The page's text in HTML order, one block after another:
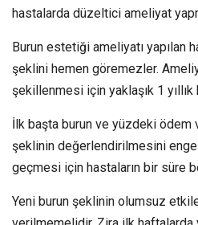
hastalarda düzeltici ameliyat
Burun estetiği ameliyatı yapılan
şeklini hemen göremezler.
şekillenmesi için yaklaşık 1
İlk başta burun ve yüzdeki ödem
şeklinin değerlendirilmesini
geçmesi için hastaların bir süre
Yeni burun şeklinin olumsuz